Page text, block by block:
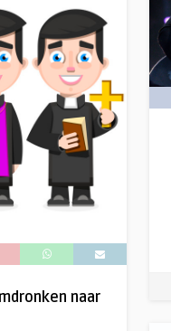
naar